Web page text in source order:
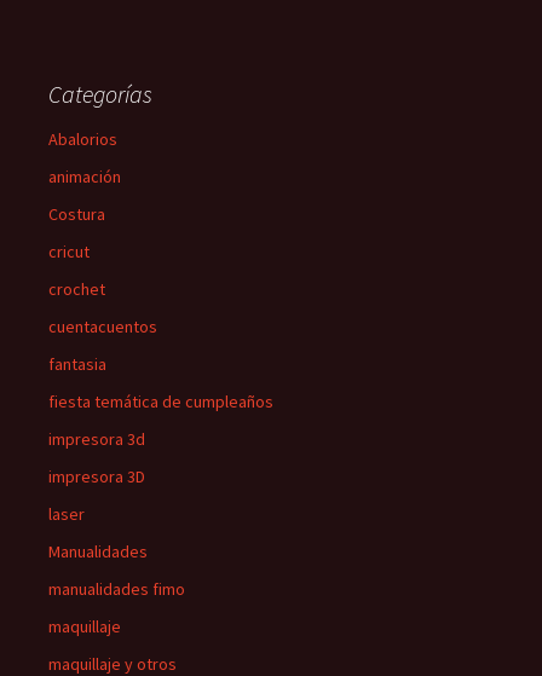
Categorías
Abalorios
animación
Costura
cricut
crochet
cuentacuentos
fantasia
fiesta temática de cumpleaños
impresora 3d
impresora 3D
laser
Manualidades
manualidades fimo
maquillaje
maquillaje y otros